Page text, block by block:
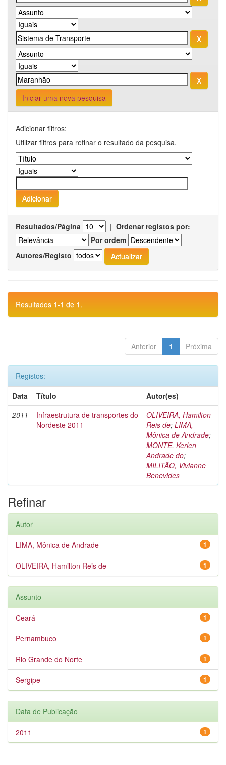
Iniciar uma nova pesquisa
Adicionar filtros:
Utilizar filtros para refinar o resultado da pesquisa.
Resultados/Página | Ordenar registos por:
Por ordem
Autores/Registo
Resultados 1-1 de 1.
Anterior 1 Próxima
Registos:
Data
Título
Autor(es)
2011
Infraestrutura de transportes do
Nordeste 2011
OLIVEIRA, Hamilton
Reis de; LIMA,
Mônica de Andrade;
MONTE, Kerlen
Andrade do;
MILITÃO, Vivianne
Benevides
Refinar
Autor
1
LIMA, Mônica de Andrade
1
OLIVEIRA, Hamilton Reis de
Assunto
1
Ceará
1
Pernambuco
1
Rio Grande do Norte
1
Sergipe
Data de Publicação
1
2011